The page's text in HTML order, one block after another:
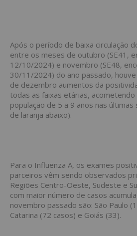
Após o período de baixa circulação
entre os meses de outubro (SE41,
12/10/2024) e novembro (SE48,
30/11/2024) do ano passado,
de dezembro aumentos da
todas as faixas etárias, acometendo
população de 5 a 9 anos nas
de laranja abaixo).
Para o Influenza A, os exames
parceiros vêm sendo observados
Regiões Centro-Oeste, Sudeste e
com maior número de casos
novembro passado são: São Paulo
Catarina (72 casos) e Goiás (33).